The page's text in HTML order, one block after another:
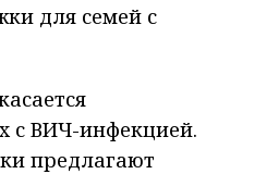
для семей с
с ВИЧ-инфекцией.
предлагают